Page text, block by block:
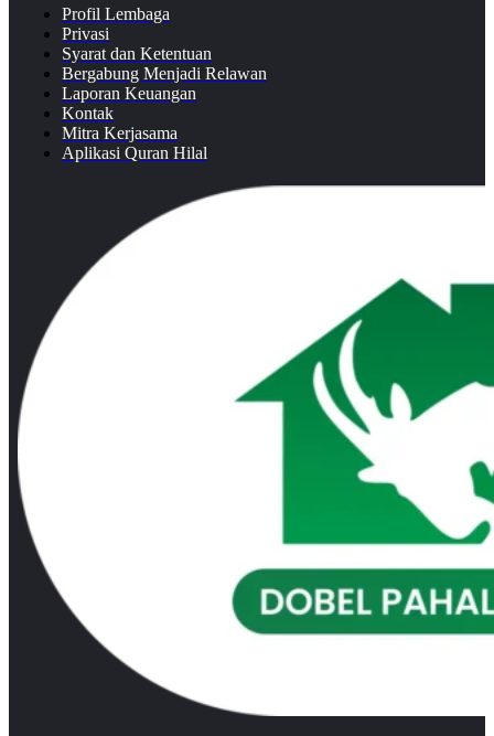
Profil Lembaga
Privasi
Syarat dan Ketentuan
Bergabung Menjadi Relawan
Laporan Keuangan
Kontak
Mitra Kerjasama
Aplikasi Quran Hilal